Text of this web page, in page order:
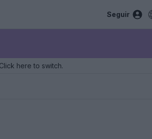
Seguir
here to switch.